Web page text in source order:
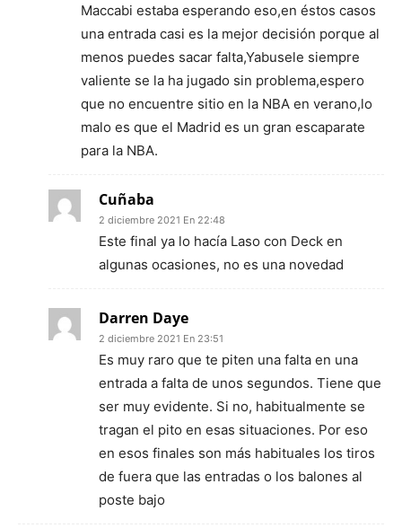
Maccabi estaba esperando eso,en éstos casos
una entrada casi es la mejor decisión porque al
menos puedes sacar falta,Yabusele siempre
valiente se la ha jugado sin problema,espero
que no encuentre sitio en la NBA en verano,lo
malo es que el Madrid es un gran escaparate
para la NBA.
Cuñaba
2 diciembre 2021 En 22:48
Este final ya lo hacía Laso con Deck en
algunas ocasiones, no es una novedad
Darren Daye
2 diciembre 2021 En 23:51
Es muy raro que te piten una falta en una
entrada a falta de unos segundos. Tiene que
ser muy evidente. Si no, habitualmente se
tragan el pito en esas situaciones. Por eso
en esos finales son más habituales los tiros
de fuera que las entradas o los balones al
poste bajo